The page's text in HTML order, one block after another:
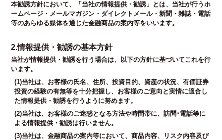
本勧誘方針において、「当社の情報提供・勧誘」とは、当社が行うホ
ームページ・メールマガジン・ダイレクトメール・新聞・雑誌・電話
等のあらゆる媒体を通じた金融商品の案内等をいいます。
2.情報提供・勧誘の基本方針
当社が情報提供・勧誘を行う場合は、以下の方針に基づいてこれを行
います。
(1)当社は、お客様の氏名、住所、投資目的、資産の状況、有価証券
投資の経験の有無等を十分把握し、お客様のご意向と実情に適合し
た情報提供・勧誘を行うように努めます。
(2)当社は、お客様のご迷惑となる方法や時間帯に、訪問･電話等に
よる情報提供・勧誘は行いません。
(3)当社は、金融商品の案内等において、商品内容、リスク内容及び